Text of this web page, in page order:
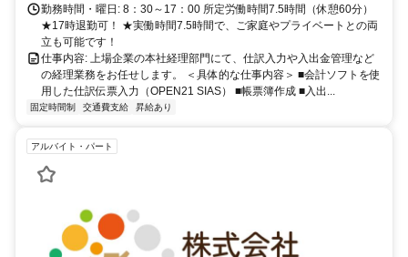
勤務時間・曜日: 8：30～17：00 所定労働時間7.5時間（休憩60分）
★17時退勤可！ ★実働時間7.5時間で、ご家庭やプライベートとの両
立も可能です！
仕事内容: 上場企業の本社経理部門にて、仕訳入力や入出金管理など
の経理業務をお任せします。 ＜具体的な仕事内容＞ ■会計ソフトを使
用した仕訳伝票入力（OPEN21 SIAS） ■帳票簿作成 ■入出...
固定時間制 交通費支給 昇給あり
アルバイト・パート